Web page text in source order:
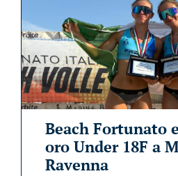
Beach Fortunato
oro Under 18F a
Ravenna